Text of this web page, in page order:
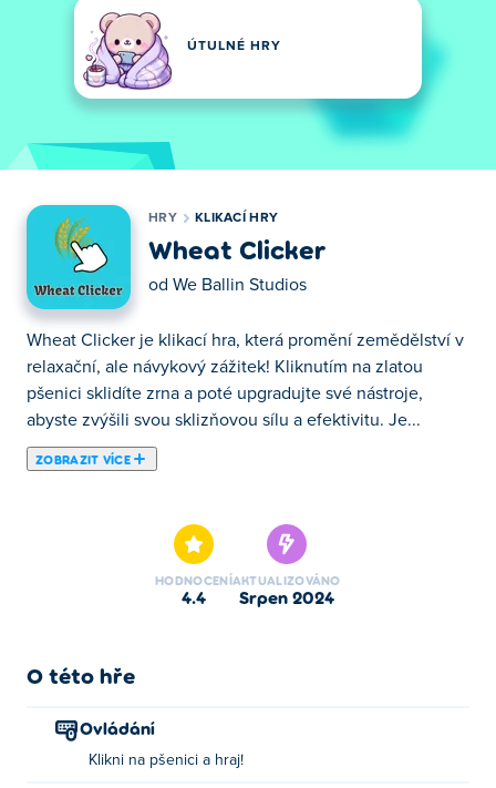
ÚTULNÉ HRY
HRY KLIKACÍ HRY
Wheat Clicker
od We Ballin Studios
Wheat Clicker je klikací hra, která promění zemědělství v
relaxační, ale návykový zážitek! Kliknutím na zlatou
pšenici sklidíte zrna a poté upgradujte své nástroje,
abyste zvýšili svou sklizňovou sílu a efektivitu. Je...
ZOBRAZIT VÍCE
pšenici sklidíte zrna a poté upgradujte své nástroje,
abyste zvýšili svou sklizňovou sílu a efektivitu. Je to jako
provozovat rušnou farmu, ale s uspokojivým zvratem.
vylepšení a vystoupejte do nových výšin a sledujte, jak
pšeničné impérium?
Jak hrát Wheat Clicker?
HODNOCENÍ
4.4
AKTUALIZOVÁNO
srpen 2024
O této hře
Ovládání
Klikni na pšenici a hraj!